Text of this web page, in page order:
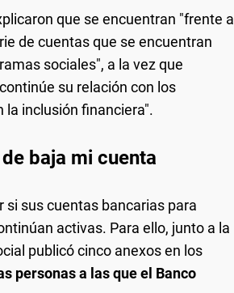
que se encuentran "frente a
de cuentas que se encuentran
sociales", a la vez que
su relación con los
la inclusión financiera".
baja mi cuenta
sus cuentas bancarias para
activas. Para ello, junto a la
publicó cinco anexos en los
personas a las que el Banco